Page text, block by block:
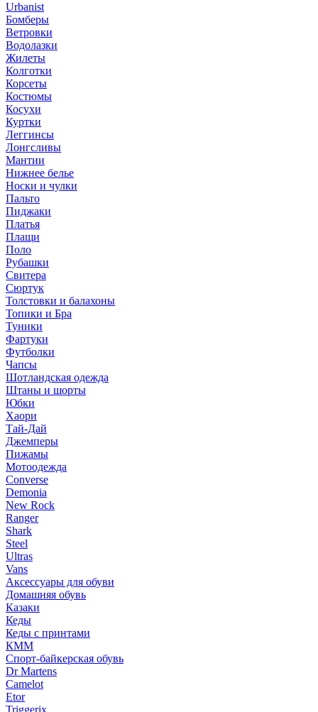
Urbanist
Бомберы
Ветровки
Водолазки
Жилеты
Колготки
Корсеты
Костюмы
Косухи
Куртки
Леггинсы
Лонгсливы
Мантии
Нижнее белье
Носки и чулки
Пальто
Пиджаки
Платья
Плащи
Поло
Рубашки
Свитера
Сюртук
Толстовки и балахоны
Топики и Бра
Туники
Фартуки
Футболки
Чапсы
Шотландская одежда
Штаны и шорты
Юбки
Хаори
Тай-Дай
Джемперы
Пижамы
Мотоодежда
Converse
Demonia
New Rock
Ranger
Shark
Steel
Ultras
Vans
Аксессуары для обуви
Домашняя обувь
Казаки
Кеды
Кеды с принтами
КММ
Спорт-байкерская обувь
Dr Martens
Camelot
Etor
Triggerix